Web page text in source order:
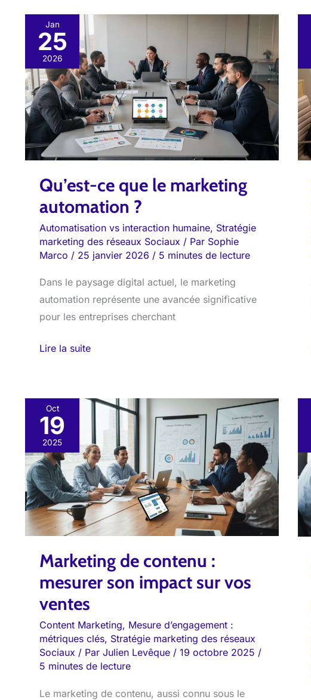
Jan
25
2026
Qu’est-ce que le marketing
automation ?
Automatisation vs interaction humaine, Stratégie
marketing des réseaux Sociaux / Par Sophie
Marco / 25 janvier 2026 / 5 minutes de lecture
Dans le paysage digital actuel, le marketing
automation représente une avancée significative
pour les entreprises cherchant
Qu’est-
ce
que
le
marketing
automation
Lire la suite
Oct
19
2025
Marketing de contenu :
mesurer son impact sur vos
ventes
Content Marketing, Mesure d’engagement :
métriques clés, Stratégie marketing des réseaux
Sociaux / Par Julien Levêque / 19 octobre 2025 /
5 minutes de lecture
Le marketing de contenu, aussi connu sous le
Marketing
de
contenu
:
mesurer
son
impact
vos